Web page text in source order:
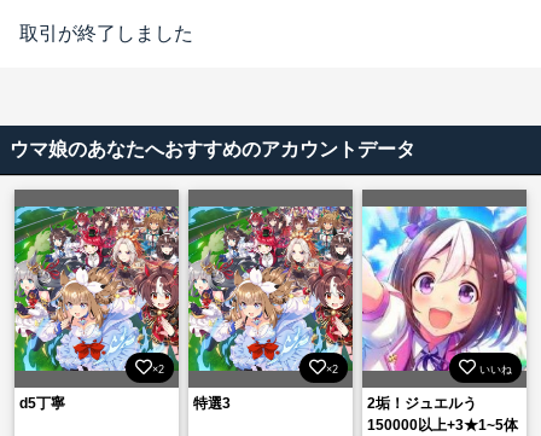
取引が終了しました
ウマ娘のあなたへおすすめのアカウントデータ
×2
d5丁寧
×2
特選3
いいね
2垢！ジュエルう
150000以上+3★1~5体